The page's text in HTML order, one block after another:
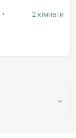
• 2 кімнати